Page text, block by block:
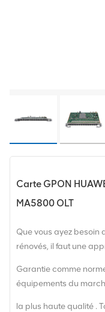
Carte GPON
MA5800 OLT
Que vous ayez besoin
rénovés, il faut une
Garantie comme
équipements du
la plus haute qualité .